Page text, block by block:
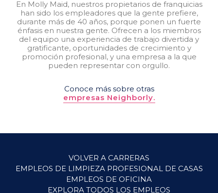
En Molly Maid, nuestros propietarios de franquicias
han sido los empleadores que la gente prefiere,
durante más de 40 años, porque ponen un fuerte
énfasis en nuestra gente. Ofrecen a los miembros
del equipo una experiencia de trabajo divertida y
gratificante, oportunidades de crecimiento y
promoción profesional, y una empresa a la que
pueden representar con orgullo.
Conoce más sobre otras
empresas Neighborly.
VOLVER A CARRERAS
EMPLEOS DE LIMPIEZA PROFESIONAL DE CASAS
EMPLEOS DE OFICINA
EXPLORA TODOS LOS EMPLEOS